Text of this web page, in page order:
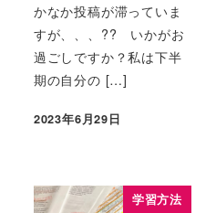
かなか投稿が滞っていま
すが、、、?? いかがお
過ごしですか？私は下半
期の自分の […]
2023年6月29日
学習方法